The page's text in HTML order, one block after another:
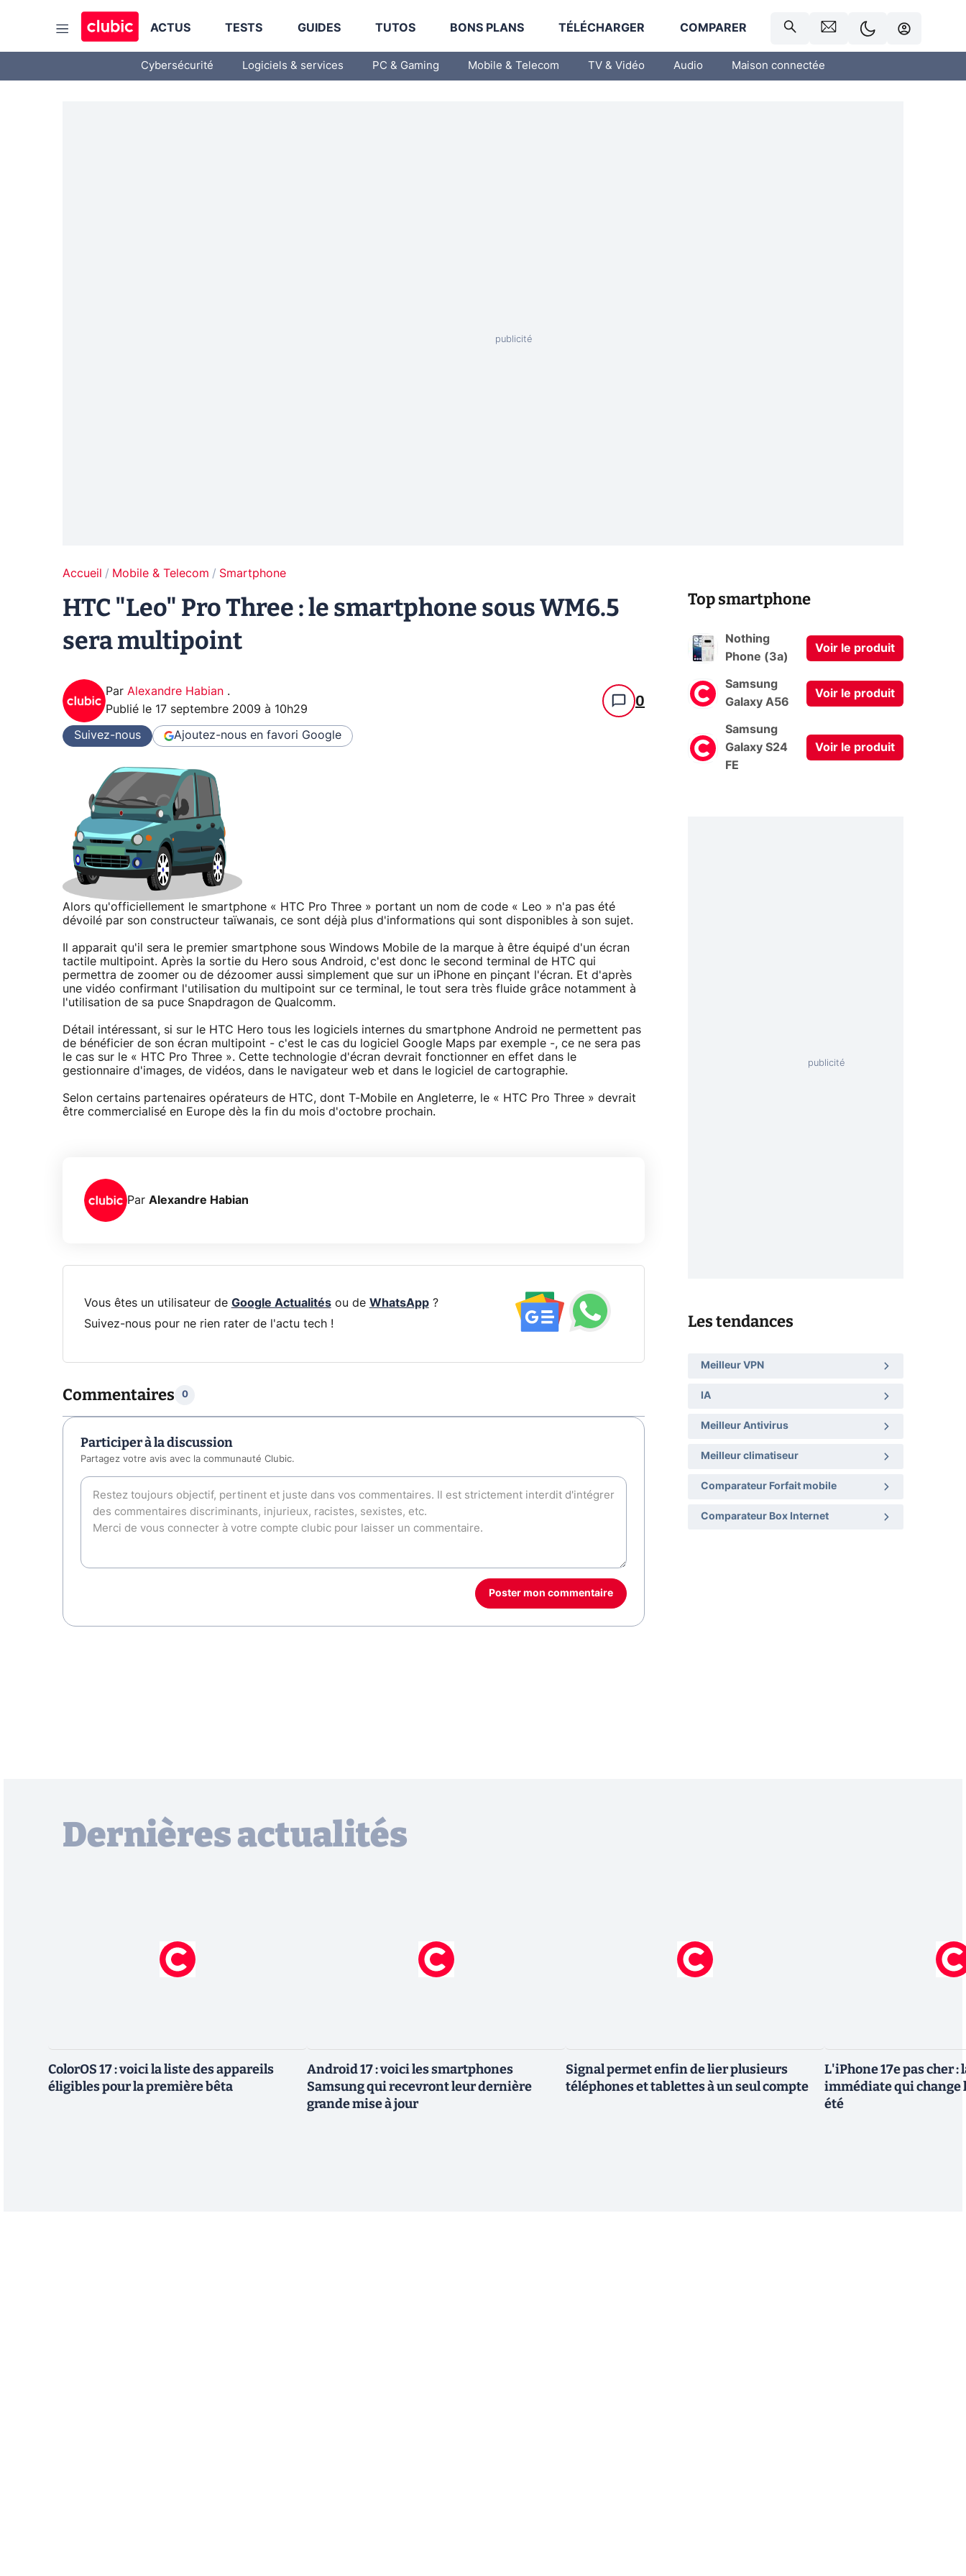
ACTUS TESTS GUIDES TUTOS BONS PLANS TÉLÉCHARGER COMPARER
Cybersécurité Logiciels & services PC & Gaming Mobile & Telecom TV & Vidéo Audio Maison connectée
Accueil Mobile & Telecom Smartphone
HTC "Leo" Pro Three : le smartphone sous WM6.5
sera multipoint
Par Alexandre Habian .
Publié le 17 septembre 2009 à 10h29 0
Suivez-nous Ajoutez-nous en favori Google
Alors qu'officiellement le smartphone « HTC Pro Three » portant un nom de code « Leo » n'a pas été
dévoilé par son constructeur taïwanais, ce sont déjà plus d'informations qui sont disponibles à son sujet.
Il apparait qu'il sera le premier smartphone sous Windows Mobile de la marque à être équipé d'un écran
tactile multipoint. Après la sortie du Hero sous Android, c'est donc le second terminal de HTC qui
permettra de zoomer ou de dézoomer aussi simplement que sur un iPhone en pinçant l'écran. Et d'après
une vidéo confirmant l'utilisation du multipoint sur ce terminal, le tout sera très fluide grâce notamment à
l'utilisation de sa puce Snapdragon de Qualcomm.
Détail intéressant, si sur le HTC Hero tous les logiciels internes du smartphone Android ne permettent pas
de bénéficier de son écran multipoint - c'est le cas du logiciel Google Maps par exemple -, ce ne sera pas
le cas sur le « HTC Pro Three ». Cette technologie d'écran devrait fonctionner en effet dans le
gestionnaire d'images, de vidéos, dans le navigateur web et dans le logiciel de cartographie.
Selon certains partenaires opérateurs de HTC, dont T-Mobile en Angleterre, le « HTC Pro Three » devrait
être commercialisé en Europe dès la fin du mois d'octobre prochain.
Par Alexandre Habian
Vous êtes un utilisateur de Google Actualitésou de WhatsApp?
Suivez-nous pour ne rien rater de l'actu tech !
Commentaires 0
Participer à la discussion
Partagez votre avis avec la communauté Clubic.
Poster mon commentaire
Top smartphone
Nothing
Phone (3a)
Voir le produit
Samsung
Galaxy A56
Voir le produit
Samsung
Galaxy S24
FE
Voir le produit
Les tendances
Meilleur VPN
IA
Meilleur Antivirus
Meilleur climatiseur
Comparateur Forfait mobile
Comparateur Box Internet
Dernières actualités
ColorOS 17 : voici la liste des appareils
éligibles pour la première bêta
Android 17 : voici les smartphones
Samsung qui recevront leur dernière
grande mise à jour
Signal permet enfin de lier plusieurs
téléphones et tablettes à un seul compte
L'iPhone 17e pas cher :
immédiate qui change
été